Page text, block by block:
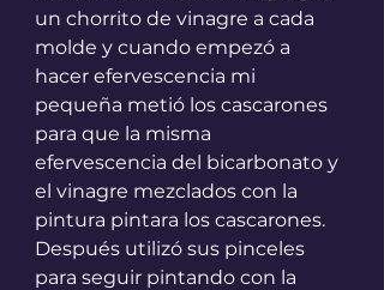
un chorrito de vinagre a cada
molde y cuando empezó a
hacer efervescencia mi
pequeña metió los cascarones
para que la misma
efervescencia del bicarbonato y
el vinagre mezclados con la
pintura pintara los cascarones.
Después utilizó sus pinceles
para seguir pintando con la